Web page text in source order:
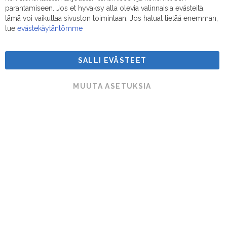
Suodatinmestarit © 2026
parantamiseen. Jos et hyväksy alla olevia valinnaisia evästeitä,
tämä voi vaikuttaa sivuston toimintaan. Jos haluat tietää enemmän,
lue evästekäytäntömme
SALLI EVÄSTEET
MUUTA ASETUKSIA